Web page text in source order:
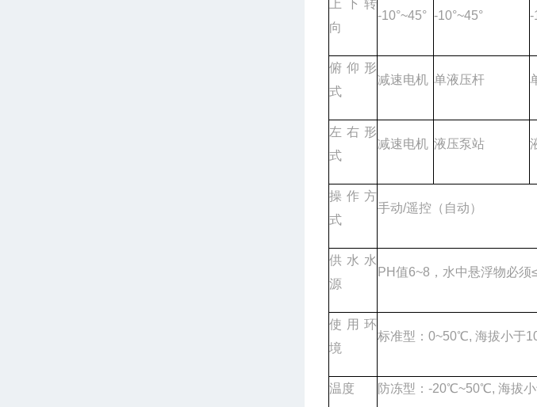
上下转
向
-10°~45° -10°~45° -
俯仰形
式
减速电机 单液压杆
左右形
式
减速电机 液压泵站
操作方
式
手动/遥控（自动）
供水水
源
PH值6~8，水中悬浮物必须
使用环
境
标准型：0~50℃, 海拔小于
温度 防冻型：-20℃~50℃, 海拔